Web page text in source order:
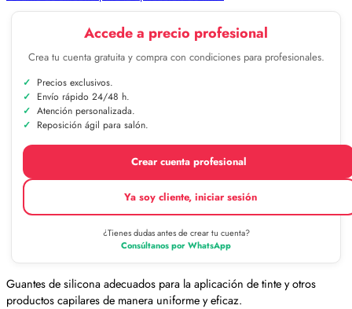
Accede a precio profesional
Crea tu cuenta gratuita y compra con condiciones para profesionales.
Precios exclusivos.
Envío rápido 24/48 h.
Atención personalizada.
Reposición ágil para salón.
Crear cuenta profesional
Ya soy cliente, iniciar sesión
¿Tienes dudas antes de crear tu cuenta?
Consúltanos por WhatsApp
Guantes de silicona adecuados para la aplicación de tinte y otros
productos capilares de manera uniforme y eficaz.